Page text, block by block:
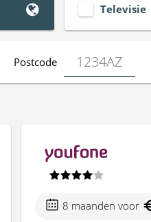
Televisie
Postcode
8 maanden voor